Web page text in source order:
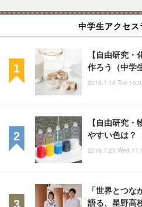
中学生アクセス
【自由研究・
作ろう（中学
2018.7.10 Tue
【自由研究
やすい色は？
2018.7.25 Wed
「世界とつ
語る、星野高